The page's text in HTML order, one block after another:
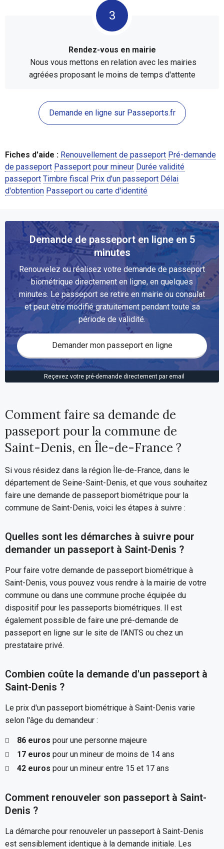
Rendez-vous en mairie
Nous vous mettons en relation avec les mairies
agréées proposant le moins de temps d'attente
Demande en ligne sur Passeports.fr
Fiches d'aide : Renouvellement de passeport Pré-demande
de passeport Passeport pour mineur Durée validité
passeport Timbre fiscal Prix d'un passeport Délai
d'obtention Passeport ou carte d'identité
Demande de passeport en ligne en 5
minutes
Renouvelez ou réalisez votre demande de passeport
biométrique directement en ligne, en quelques
minutes. Le passeport se retire en mairie ou consulat
et peut être modifié gratuitement pendant toute sa
période de validité.
Demander mon passeport en ligne
Reçevez votre pré-demande directement par email
Comment faire sa demande de
passeport pour la commune de
Saint-Denis, en Île-de-France ?
Si vous résidez dans la région Île-de-France, dans le
département de Seine-Saint-Denis, et que vous souhaitez
faire une demande de passeport biométrique pour la
commune de Saint-Denis, voici les étapes à suivre :
Quelles sont les démarches à suivre pour
demander un passeport à Saint-Denis ?
Pour faire votre demande de passeport biométrique à
Saint-Denis, vous pouvez vous rendre à la mairie de votre
commune ou dans une commune proche équipée du
dispositif pour les passeports biométriques. Il est
également possible de faire une pré-demande de
passeport en ligne sur le site de l'ANTS ou chez un
prestataire privé.
Combien coûte la demande d'un passeport à
Saint-Denis ?
Le prix d'un passeport biométrique à Saint-Denis varie
selon l'âge du demandeur :
86 euros pour une personne majeure
17 euros pour un mineur de moins de 14 ans
42 euros pour un mineur entre 15 et 17 ans
Comment renouveler son passeport à Saint-
Denis ?
La démarche pour renouveler un passeport à Saint-Denis
est sensiblement identique à la demande initiale. Les